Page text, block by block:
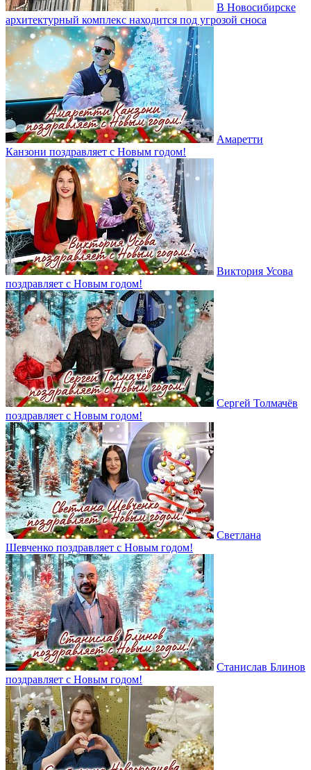
В Новосибирске
архитектурный комплекс находится под угрозой сноса
Амаретти
Канзони поздравляет с Новым годом!
Виктория Усова
поздравляет с Новым годом!
Сергей Толмачёв
поздравляет с Новым годом!
Светлана
Шевченко поздравляет с Новым годом!
Станислав Блинов
поздравляет с Новым годом!